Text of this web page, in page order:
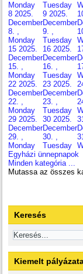
Monday
Tuesday
8 2025.
December
8. ,
Monday
9 2025.
December
9. ,
Tuesday
15 2025.
December
15. ,
Monday
16 2025.
December
16. ,
Tuesday
22 2025.
December
22. ,
Monday
23 2025.
December
23. ,
Tuesday
29 2025.
December
29. ,
Monday
30 2025.
December
30. ,
Tuesday
Egyházi ünnepnapok
Minden kategória ...
Mutassa az összes
Keresés
Kiemelt